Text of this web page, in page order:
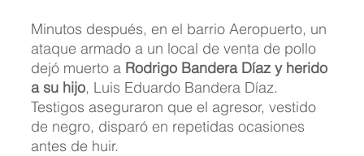
Minutos después, en el barrio Aeropuerto, un
ataque armado a un local de venta de pollo
dejó muerto a Rodrigo Bandera Díaz y herido
a su hijo, Luis Eduardo Bandera Díaz.
Testigos aseguraron que el agresor, vestido
de negro, disparó en repetidas ocasiones
antes de huir.